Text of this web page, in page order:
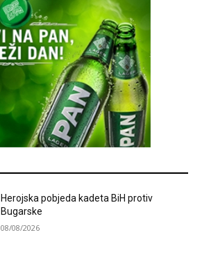
Herojska pobjeda kadeta BiH protiv
Bugarske
08/08/2026